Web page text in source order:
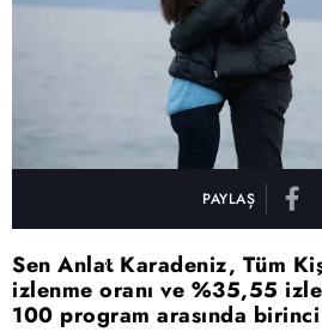
PAYLAŞ
Sen Anlat Karadeniz, Tüm
izlenme oranı ve %35,55
100 program arasında